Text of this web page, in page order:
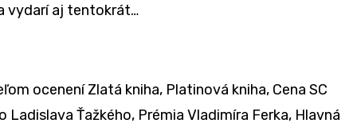
vydarí aj tentokrát…
ocenení Zlatá kniha, Platinová kniha, Cena SC
Ťažkého, Prémia Vladimíra Ferka, Hlavná